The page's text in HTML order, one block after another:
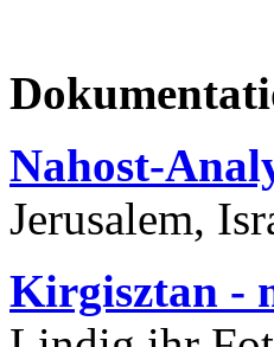
Nahost-
Jerusalem,
Kirgisztan -